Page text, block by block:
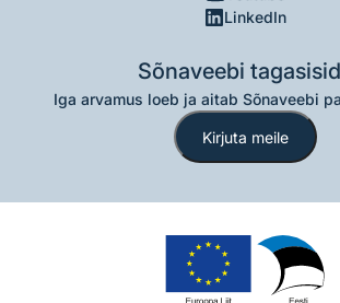
LinkedIn
Sõnaveebi
Iga arvamus loeb ja aitab Sõnaveebi
Kirjuta meile